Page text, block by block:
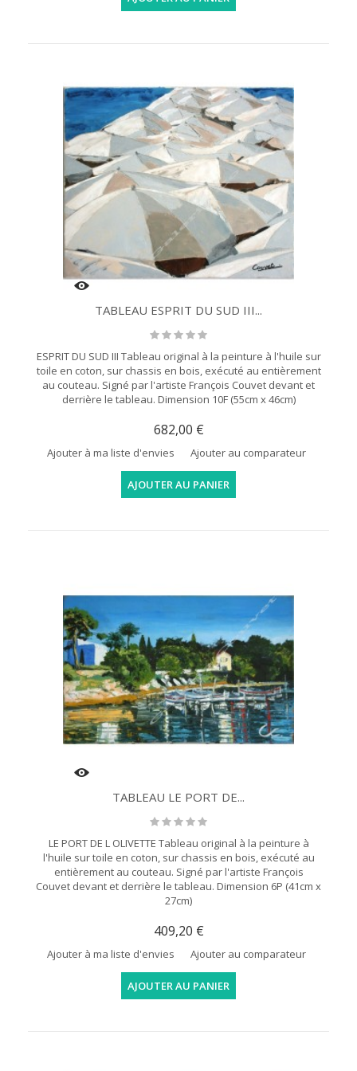
TABLEAU ESPRIT DU SUD III...
ESPRIT DU SUD III Tableau original à la peinture à l'huile sur
toile en coton, sur chassis en bois, exécuté au entièrement
au couteau. Signé par l'artiste François Couvet devant et
derrière le tableau. Dimension 10F (55cm x 46cm)
682,00 €
Ajouter à ma liste d'envies Ajouter au comparateur
AJOUTER AU PANIER
TABLEAU LE PORT DE...
LE PORT DE L OLIVETTE Tableau original à la peinture à
l'huile sur toile en coton, sur chassis en bois, exécuté au
entièrement au couteau. Signé par l'artiste François
Couvet devant et derrière le tableau. Dimension 6P (41cm x
27cm)
409,20 €
Ajouter à ma liste d'envies Ajouter au comparateur
AJOUTER AU PANIER